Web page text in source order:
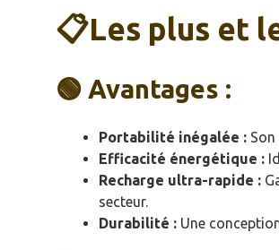
📋Les plus et
🟢 Avantages :
Portabilité inégalée :
Efficacité énergétique :
Recharge ultra-rapide :
secteur.
Durabilité : Une